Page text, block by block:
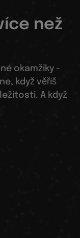
než
okamžiky -
když věříš
A když